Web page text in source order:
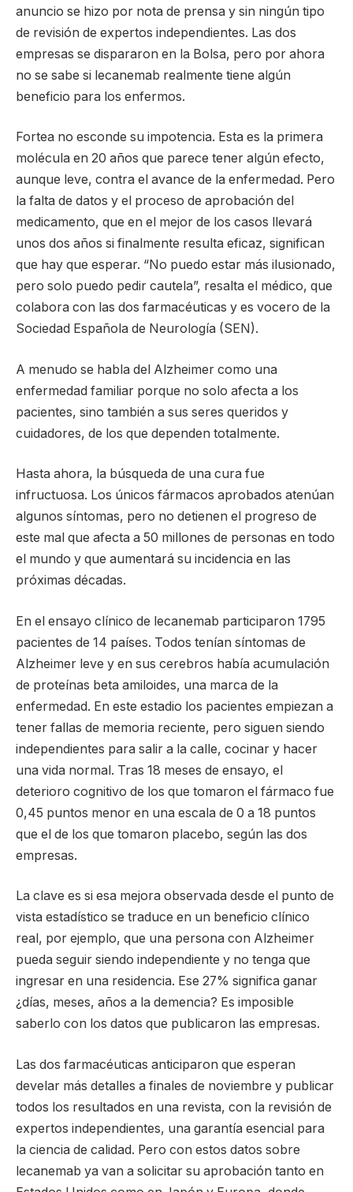
anuncio se hizo por nota de prensa y sin ningún tipo
de revisión de expertos independientes. Las dos
empresas se dispararon en la Bolsa, pero por ahora
no se sabe si lecanemab realmente tiene algún
beneficio para los enfermos.
Fortea no esconde su impotencia. Esta es la primera
molécula en 20 años que parece tener algún efecto,
aunque leve, contra el avance de la enfermedad. Pero
la falta de datos y el proceso de aprobación del
medicamento, que en el mejor de los casos llevará
unos dos años si finalmente resulta eficaz, significan
que hay que esperar. “No puedo estar más ilusionado,
pero solo puedo pedir cautela”, resalta el médico, que
colabora con las dos farmacéuticas y es vocero de la
Sociedad Española de Neurología (SEN).
A menudo se habla del Alzheimer como una
enfermedad familiar porque no solo afecta a los
pacientes, sino también a sus seres queridos y
cuidadores, de los que dependen totalmente.
Hasta ahora, la búsqueda de una cura fue
infructuosa. Los únicos fármacos aprobados atenúan
algunos síntomas, pero no detienen el progreso de
este mal que afecta a 50 millones de personas en todo
el mundo y que aumentará su incidencia en las
próximas décadas.
En el ensayo clínico de lecanemab participaron 1795
pacientes de 14 países. Todos tenían síntomas de
Alzheimer leve y en sus cerebros había acumulación
de proteínas beta amiloides, una marca de la
enfermedad. En este estadio los pacientes empiezan a
tener fallas de memoria reciente, pero siguen siendo
independientes para salir a la calle, cocinar y hacer
una vida normal. Tras 18 meses de ensayo, el
deterioro cognitivo de los que tomaron el fármaco fue
0,45 puntos menor en una escala de 0 a 18 puntos
que el de los que tomaron placebo, según las dos
empresas.
La clave es si esa mejora observada desde el punto de
vista estadístico se traduce en un beneficio clínico
real, por ejemplo, que una persona con Alzheimer
pueda seguir siendo independiente y no tenga que
ingresar en una residencia. Ese 27% significa ganar
¿días, meses, años a la demencia? Es imposible
saberlo con los datos que publicaron las empresas.
Las dos farmacéuticas anticiparon que esperan
develar más detalles a finales de noviembre y publicar
todos los resultados en una revista, con la revisión de
expertos independientes, una garantía esencial para
la ciencia de calidad. Pero con estos datos sobre
lecanemab ya van a solicitar su aprobación tanto en